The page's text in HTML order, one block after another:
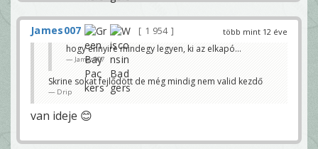
több mint 12 éve
James007
1 954
hogy ennyire mindegy legyen, ki az elkapó...
James007
Skrine sokat fejlődött de még mindig nem valid kezdő
Drip
van ideje 😊